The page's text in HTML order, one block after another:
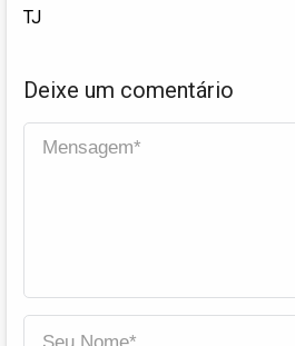
TJ
Deixe um comentário